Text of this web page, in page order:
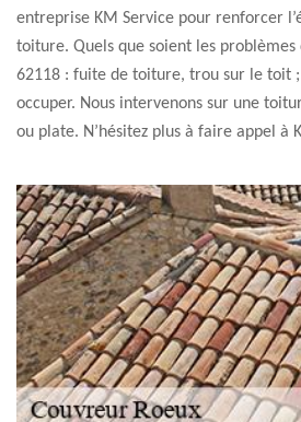
entreprise KM Service pour renforcer
toiture. Quels que soient les
62118 : fuite de toiture, trou sur le toit ;
occuper. Nous intervenons sur une
ou plate. N’hésitez plus à faire appel à